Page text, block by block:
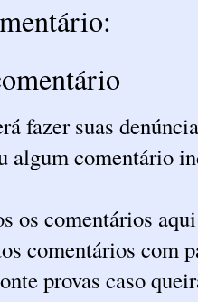
fazer suas
algum comentário
os comentários
comentários com
provas caso